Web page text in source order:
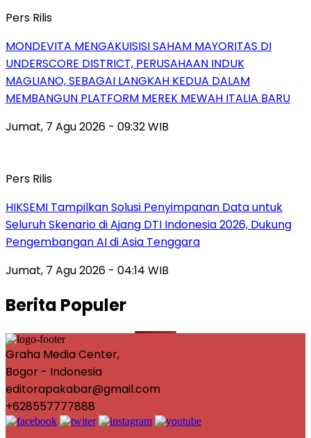
Pers Rilis
MONDEVITA MENGAKUISISI SAHAM MAYORITAS DI
UNDERSCORE DISTRICT, PERUSAHAAN INDUK
MAGLIANO, SEBAGAI LANGKAH KEDUA DALAM
MEMBANGUN PLATFORM MEREK MEWAH ITALIA BARU
Jumat, 7 Agu 2026 - 09:32 WIB
Pers Rilis
HIKSEMI Tampilkan Solusi Penyimpanan Data untuk
Seluruh Skenario di Ajang DTI Indonesia 2026, Dukung
Pengembangan AI di Asia Tenggara
Jumat, 7 Agu 2026 - 04:14 WIB
Berita Populer
Graha Media Center,
Bogor - Indonesia
editorapakabar@gmail.com
+628557777888